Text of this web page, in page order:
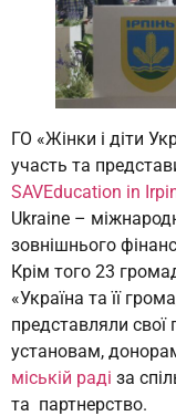
ГО «Жінки і діти
участь та
SAVEduсation in
Ukraine –
зовнішнього
Крім того 23
«Україна та її
представляли
установам,
міській раді за
та партнерство.